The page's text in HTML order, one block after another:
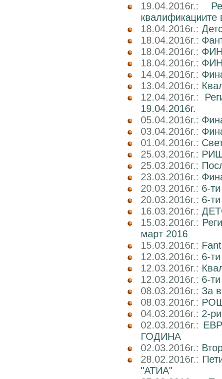
19.04.2016г.:
квалификациите
18.04.2016г.:
18.04.2016г.:
18.04.2016г.:
18.04.2016г.:
14.04.2016г.:
13.04.2016г.:
12.04.2016г.:
19.04.2016г.
05.04.2016г.:
03.04.2016г.:
01.04.2016г.:
25.03.2016г.: РИШ
25.03.2016г.:
23.03.2016г.:
20.03.2016г.: 6-
20.03.2016г.: 6-
16.03.2016г.:
15.03.2016г.:
март 2016
15.03.2016г.:
12.03.2016г.: 6-
12.03.2016г.:
12.03.2016г.: 6-
08.03.2016г.: За
08.03.2016г.: РОШ
04.03.2016г.: 2-
02.03.2016г.:
ГОДИНА
02.03.2016г.:
28.02.2016г.:
"АТИА"